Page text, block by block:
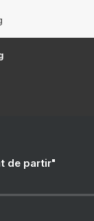
de partir"